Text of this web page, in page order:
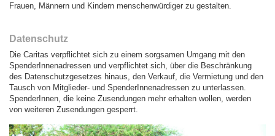
Frauen, Männern und Kindern menschenwürdiger zu gestalten.
Datenschutz
Die Caritas verpflichtet sich zu einem sorgsamen Umgang mit den
SpenderInnenadressen und verpflichtet sich, über die Beschränkung
des Datenschutzgesetzes hinaus, den Verkauf, die Vermietung und den
Tausch von Mitglieder- und SpenderInnenadressen zu unterlassen.
SpenderInnen, die keine Zusendungen mehr erhalten wollen, werden
von weiteren Zusendungen gesperrt.